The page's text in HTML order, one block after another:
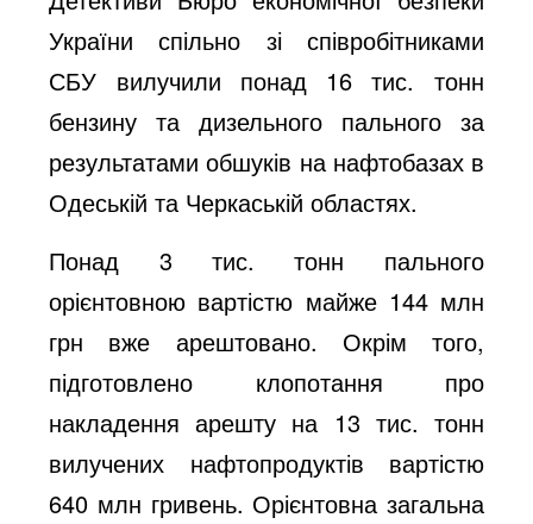
України спільно зі співробітниками
СБУ вилучили понад 16 тис. тонн
бензину та дизельного пального за
результатами обшуків на нафтобазах в
Одеській та Черкаській областях.
Понад 3 тис. тонн пального
орієнтовною вартістю майже 144 млн
грн вже арештовано. Окрім того,
підготовлено клопотання про
накладення арешту на 13 тис. тонн
вилучених нафтопродуктів вартістю
640 млн гривень. Орієнтовна загальна